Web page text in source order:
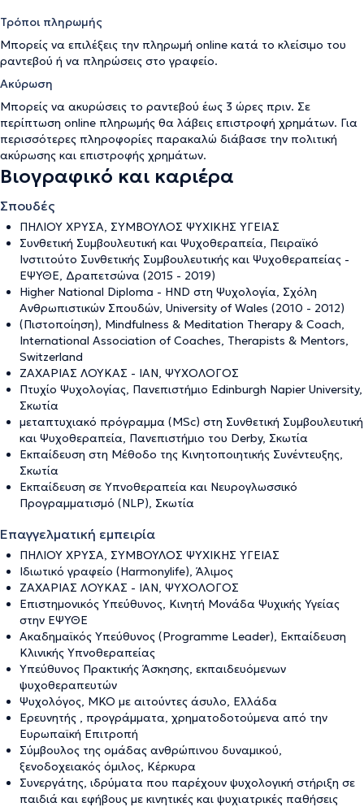
Τρόποι πληρωμής
Μπορείς να επιλέξεις την πληρωμή online κατά το κλείσιμο του
ραντεβού ή να πληρώσεις στο γραφείο.
Ακύρωση
Μπορείς να ακυρώσεις το ραντεβού έως 3 ώρες πριν. Σε
περίπτωση online πληρωμής θα λάβεις επιστροφή χρημάτων. Για
περισσότερες πληροφορίες παρακαλώ διάβασε την πολιτική
ακύρωσης και επιστροφής χρημάτων.
Βιογραφικό και καριέρα
Σπουδές
ΠΗΛΙΟΥ ΧΡΥΣΑ, ΣΥΜΒΟΥΛΟΣ ΨΥΧΙΚΗΣ ΥΓΕΙΑΣ
Συνθετική Συμβουλευτική και Ψυχοθεραπεία, Πειραϊκό
Ινστιτούτο Συνθετικής Συμβουλευτικής και Ψυχοθεραπείας -
ΕΨΥΘΕ, Δραπετσώνα (2015 - 2019)
Higher National Diploma - HND στη Ψυχολογία, Σχόλη
Ανθρωπιστικών Σπουδών, University of Wales (2010 - 2012)
(Πιστοποίηση), Mindfulness & Meditation Therapy & Coach,
International Association of Coaches, Therapists & Mentors,
Switzerland
ΖΑΧΑΡΙΑΣ ΛΟΥΚΑΣ - ΙΑΝ, ΨΥΧΟΛΟΓΟΣ
Πτυχίο Ψυχολογίας, Πανεπιστήμιο Edinburgh Napier University,
Σκωτία
μεταπτυχιακό πρόγραμμα (MSc) στη Συνθετική Συμβουλευτική
και Ψυχοθεραπεία, Πανεπιστήμιο του Derby, Σκωτία
Εκπαίδευση στη Μέθοδο της Κινητοποιητικής Συνέντευξης,
Σκωτία
Εκπαίδευση σε Υπνοθεραπεία και Νευρογλωσσικό
Προγραμματισμό (NLP), Σκωτία
Επαγγελματική εμπειρία
ΠΗΛΙΟΥ ΧΡΥΣΑ, ΣΥΜΒΟΥΛΟΣ ΨΥΧΙΚΗΣ ΥΓΕΙΑΣ
Ιδιωτικό γραφείο (Harmonylife), Άλιμος
ΖΑΧΑΡΙΑΣ ΛΟΥΚΑΣ - ΙΑΝ, ΨΥΧΟΛΟΓΟΣ
Επιστημονικός Υπεύθυνος, Κινητή Μονάδα Ψυχικής Υγείας
στην ΕΨΥΘΕ
Ακαδημαϊκός Υπεύθυνος (Programme Leader), Εκπαίδευση
Κλινικής Υπνοθεραπείας
Υπεύθυνος Πρακτικής Άσκησης, εκπαιδευόμενων
ψυχοθεραπευτών
Ψυχολόγος, ΜΚΟ με αιτούντες άσυλο, Ελλάδα
Ερευνητής , προγράμματα, χρηματοδοτούμενα από την
Ευρωπαϊκή Επιτροπή
Σύμβουλος της ομάδας ανθρώπινου δυναμικού,
ξενοδοχειακός όμιλος, Κέρκυρα
Συνεργάτης, ιδρύματα που παρέχουν ψυχολογική στήριξη σε
παιδιά και εφήβους με κινητικές και ψυχιατρικές παθήσεις